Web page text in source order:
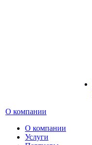
О компании
О компании
Услуги